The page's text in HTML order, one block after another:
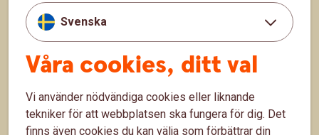
Svenska
Våra cookies, ditt val
Vi använder nödvändiga cookies eller liknande
tekniker för att webbplatsen ska fungera för dig. Det
finns även cookies du kan välja som förbättrar din
Räkna på ränta på ränta
Räkna på månadssparande
Bolånekalkyl
Räkna på billån
Räkna ut pension